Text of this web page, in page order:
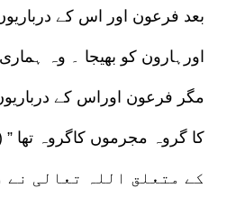
بعد فرعون اور اس کے
اورہارون کو بھیجا ۔ وہ
مگر فرعون اوراس کے
کے متعلق اللہ تعالی نے